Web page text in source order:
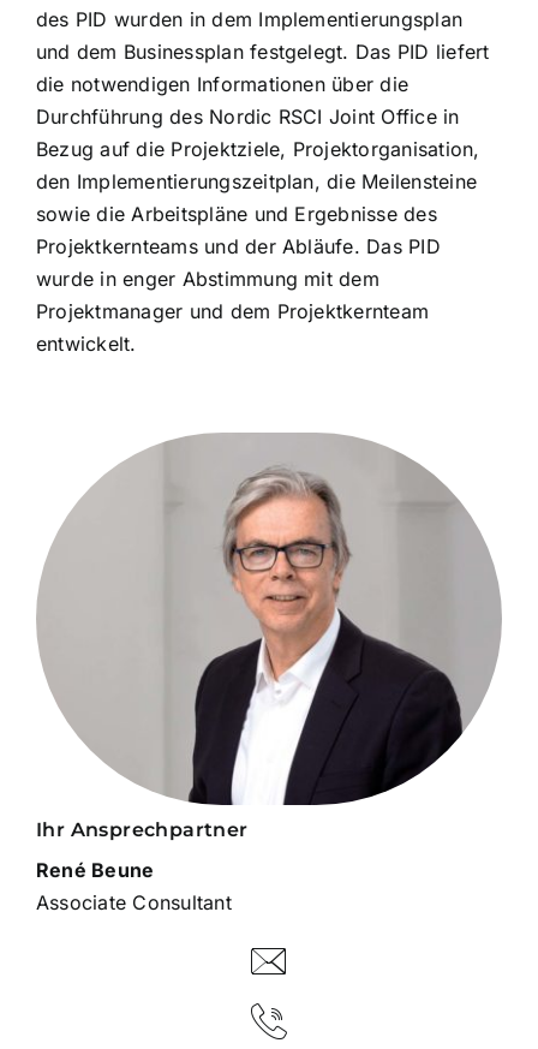
des PID wurden in dem Implementierungsplan
und dem Businessplan festgelegt. Das PID liefert
die notwendigen Informationen über die
Durchführung des Nordic RSCI Joint Office in
Bezug auf die Projektziele, Projektorganisation,
den Implementierungszeitplan, die Meilensteine
sowie die Arbeitspläne und Ergebnisse des
Projektkernteams und der Abläufe. Das PID
wurde in enger Abstimmung mit dem
Projektmanager und dem Projektkernteam
entwickelt.
Ihr Ansprechpartner
René Beune
Associate Consultant